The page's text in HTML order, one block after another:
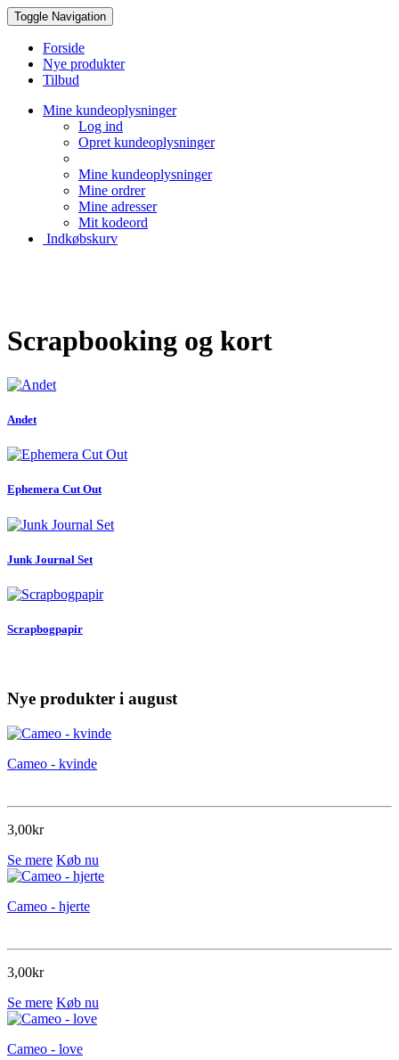
Toggle Navigation
Forside
Nye produkter
Tilbud
Mine kundeoplysninger
Log ind
Opret kundeoplysninger
Mine kundeoplysninger
Mine ordrer
Mine adresser
Mit kodeord
Indkøbskurv
Scrapbooking og kort
Andet
Ephemera Cut Out
Junk Journal Set
Scrapbogpapir
Nye produkter i august
Cameo - kvinde
3,00kr
Se mere Køb nu
Cameo - hjerte
3,00kr
Se mere Køb nu
Cameo - love